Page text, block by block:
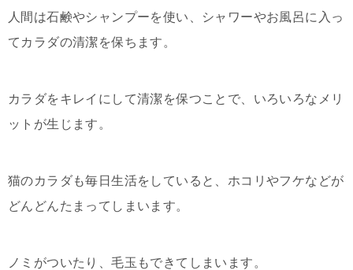
人間は石鹸やシャンプーを使い、シャワーやお風呂に入っ
てカラダの清潔を保ちます。
カラダをキレイにして清潔を保つことで、いろいろなメリ
ットが生じます。
猫のカラダも毎日生活をしていると、ホコリやフケなどが
どんどんたまってしまいます。
ノミがついたり、毛玉もできてしまいます。